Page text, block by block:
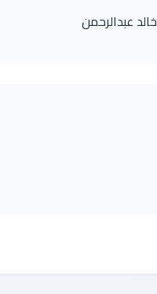
خالد عبدالرحمن